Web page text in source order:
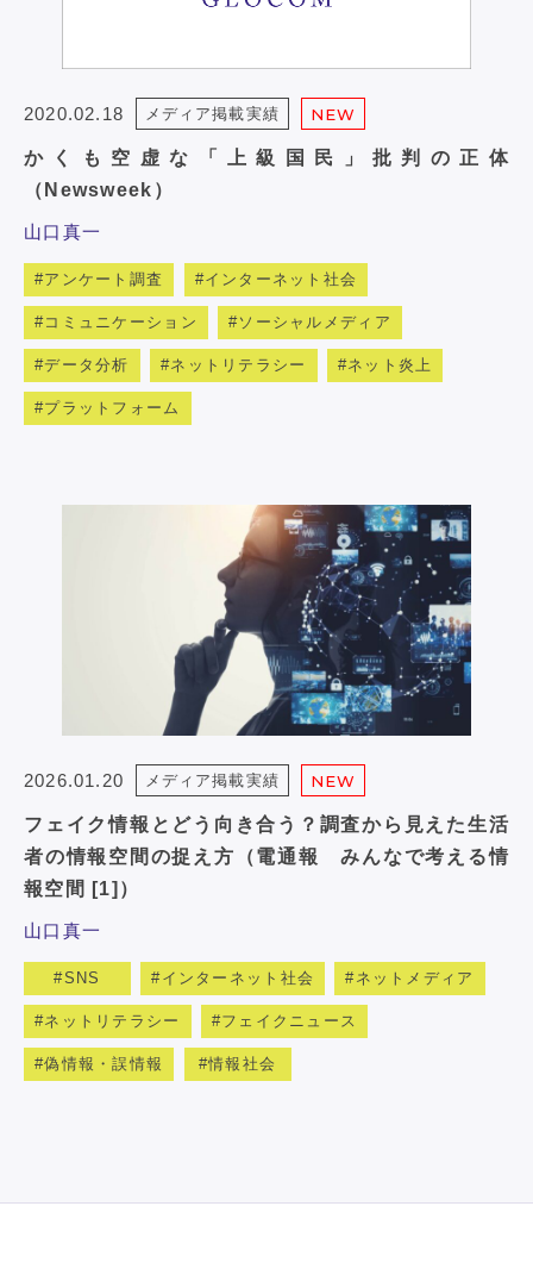
2020.02.18 メディア掲載実績 NEW
かくも空虚な「上級国民」批判の正体
（Newsweek）
山口真一
アンケート調査 インターネット社会
コミュニケーション ソーシャルメディア
データ分析 ネットリテラシー ネット炎上
プラットフォーム
2026.01.20 メディア掲載実績 NEW
フェイク情報とどう向き合う？調査から見えた生活
者の情報空間の捉え方（電通報 みんなで考える情
報空間 [1]）
山口真一
SNS インターネット社会 ネットメディア
ネットリテラシー フェイクニュース
偽情報・誤情報 情報社会